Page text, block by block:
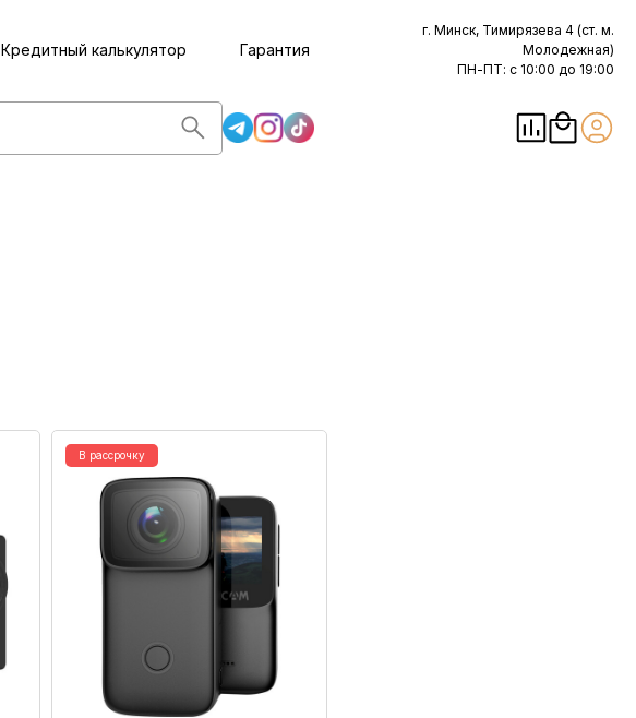
Кредитный калькулятор Гарантия
г. Минск, Тимирязева 4 (ст. м.
Молодежная)
ПН-ПТ: с 10:00 до 19:00
В рассрочку